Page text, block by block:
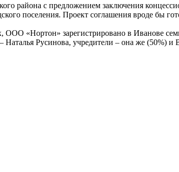
с предложением заключения
поселения. Проект соглашения вроде бы
«Нортон» зарегистрировано в Иванове
Русинова, учредители – она же (50%) и